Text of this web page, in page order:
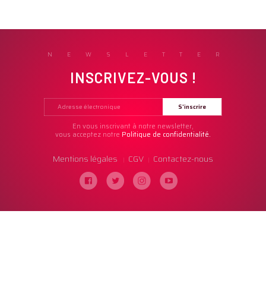
NEWSLETTER
INSCRIVEZ-VOUS !
En vous inscrivant à notre newsletter,
vous acceptez notre Politique de confidentialité.
Mentions légales | CGV | Contactez-nous